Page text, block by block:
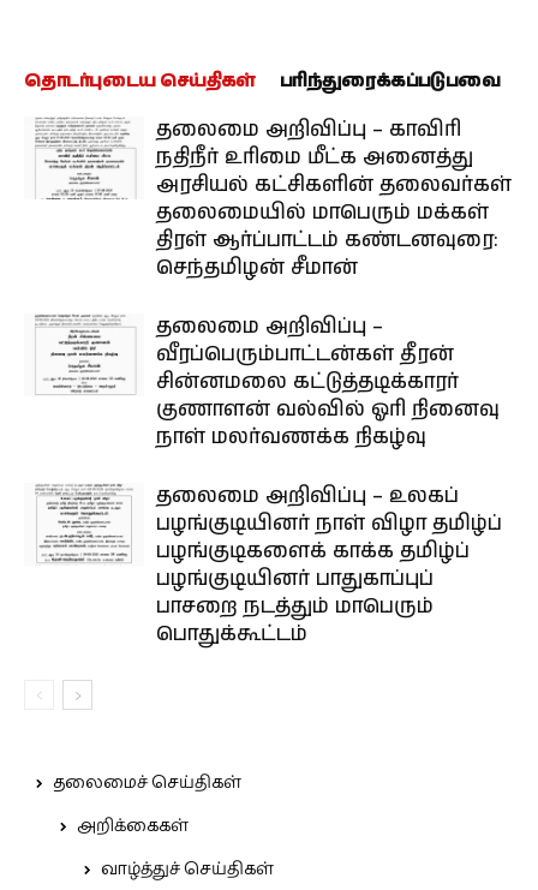
தொடர்புடைய செய்திகள் பரிந்துரைக்கப்படுபவை
தலைமை அறிவிப்பு – காவிரி
நதிநீர் உரிமை மீட்க அனைத்து
அரசியல் கட்சிகளின் தலைவர்கள்
தலைமையில் மாபெரும் மக்கள்
திரள் ஆர்ப்பாட்டம் கண்டனவுரை:
செந்தமிழன் சீமான்
தலைமை அறிவிப்பு –
வீரப்பெரும்பாட்டன்கள் தீரன்
சின்னமலை கட்டுத்தடிக்காரர்
குணாளன் வல்வில் ஓரி நினைவு
நாள் மலர்வணக்க நிகழ்வு
தலைமை அறிவிப்பு – உலகப்
பழங்குடியினர் நாள் விழா தமிழ்ப்
பழங்குடிகளைக் காக்க தமிழ்ப்
பழங்குடியினர் பாதுகாப்புப்
பாசறை நடத்தும் மாபெரும்
பொதுக்கூட்டம்
தலைமைச் செய்திகள்
அறிக்கைகள்
வாழ்த்துச் செய்திகள்